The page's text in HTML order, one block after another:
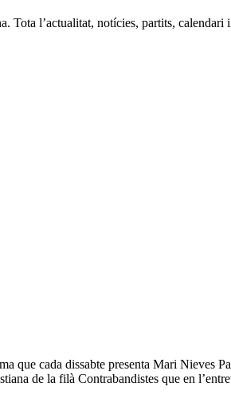
l’actualitat, notícies, partits,
que cada dissabte presenta Mari Nieves
de la filà Contrabandistes que en